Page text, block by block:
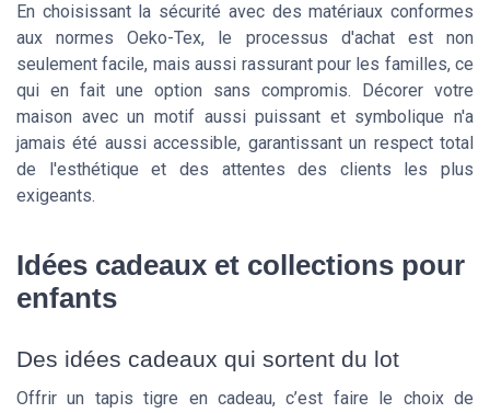
En choisissant la sécurité avec des matériaux conformes
aux normes Oeko-Tex, le processus d'achat est non
seulement facile, mais aussi rassurant pour les familles, ce
qui en fait une option sans compromis. Décorer votre
maison avec un motif aussi puissant et symbolique n'a
jamais été aussi accessible, garantissant un respect total
de l'esthétique et des attentes des clients les plus
exigeants.
Idées cadeaux et collections pour
enfants
Des idées cadeaux qui sortent du lot
Offrir un tapis tigre en cadeau, c’est faire le choix de